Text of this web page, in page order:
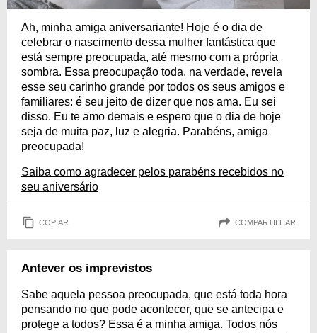
Ah, minha amiga aniversariante! Hoje é o dia de
celebrar o nascimento dessa mulher fantástica que
está sempre preocupada, até mesmo com a própria
sombra. Essa preocupação toda, na verdade, revela
esse seu carinho grande por todos os seus amigos e
familiares: é seu jeito de dizer que nos ama. Eu sei
disso. Eu te amo demais e espero que o dia de hoje
seja de muita paz, luz e alegria. Parabéns, amiga
preocupada!
Saiba como agradecer pelos parabéns recebidos no
seu aniversário
COPIAR COMPARTILHAR
Antever os imprevistos
Sabe aquela pessoa preocupada, que está toda hora
pensando no que pode acontecer, que se antecipa e
protege a todos? Essa é a minha amiga. Todos nós